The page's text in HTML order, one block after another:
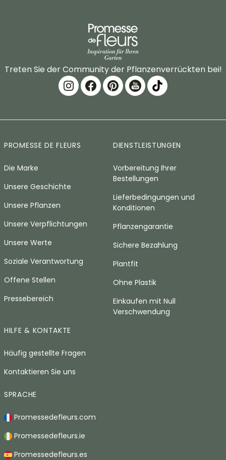
Treten Sie der Community der Pflanzenverrückten bei!
PROMESSE DE FLEURS
Die Marke
Unsere Geschichte
Unsere Pflanzen
Unsere Verpflichtungen
Unsere Werte
Soziale Verantwortung
Offene Stellen
Pressebereich
DIENSTLEISTUNGEN
Vorbereitung Ihrer
Bestellungen
Lieferbedingungen und
Konditionen
Pflanzengarantie
Sichere Bezahlung
Plantfit
Ohne Plastik
Einkaufen mit Null
Verschwendung
HILFE & KONTAKTE
Häufig gestellte Fragen
Kontaktieren Sie uns
SPRACHE
Promessedefleurs.com
Promessedefleurs.ie
Promessedefleurs.es